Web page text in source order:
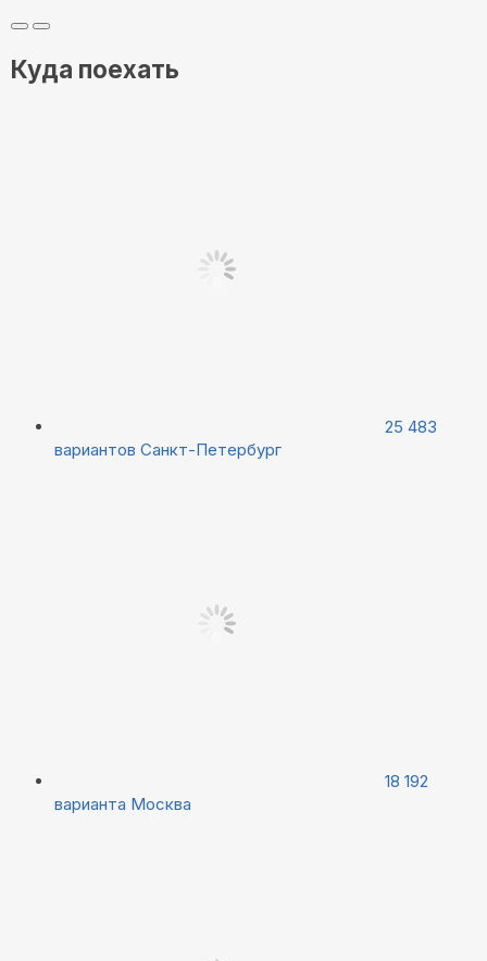
Куда поехать
25 483
вариантов Санкт-Петербург
18 192
варианта Москва